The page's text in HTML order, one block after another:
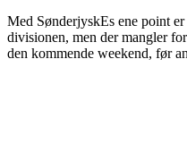
Med SønderjyskEs ene point
divisionen, men der mangler
den kommende weekend, før